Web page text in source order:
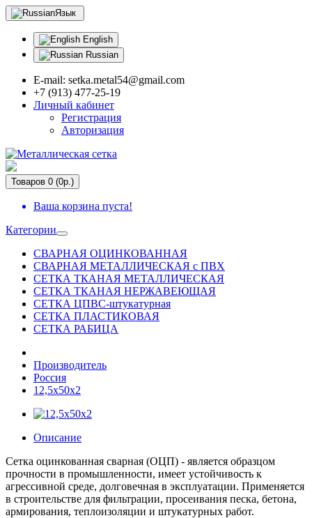
Язык
English
Russian
E-mail: setka.metal54@gmail.com
+7 (913) 477-25-19
Личный кабинет
Регистрация
Авторизация
Товаров 0 (0р.)
Ваша корзина пуста!
Категории
СВАРНАЯ ОЦИНКОВАННАЯ
СВАРНАЯ МЕТАЛЛИЧЕСКАЯ с ПВХ
СЕТКА ТКАНАЯ МЕТАЛЛИЧЕСКАЯ
СЕТКА ТКАНАЯ НЕРЖАВЕЮЩАЯ
СЕТКА ЦПВС-штукатурная
СЕТКА ПЛАСТИКОВАЯ
СЕТКА РАБИЦА
Производитель
Россия
12,5x50x2
Описание
Сетка оцинкованная сварная (ОЦП) - является образцом
прочности в промышленности, имеет устойчивость к
агрессивной среде, долговечная в эксплуатации. Применяется
в строительстве для фильтрации, просеивания песка, бетона,
армирования, теплоизоляции и штукатурных работ.